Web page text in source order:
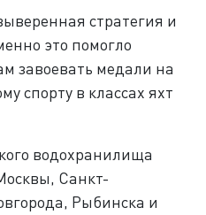
стратегия и
это помогло
завоевать медали на
спорту в классах яхт
водохранилища
Санкт-
Рыбинска и